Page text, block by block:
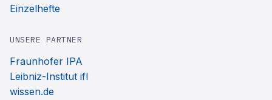
Einzelhefte
UNSERE PARTNER
Fraunhofer IPA
Leibniz-Institut ifl
wissen.de